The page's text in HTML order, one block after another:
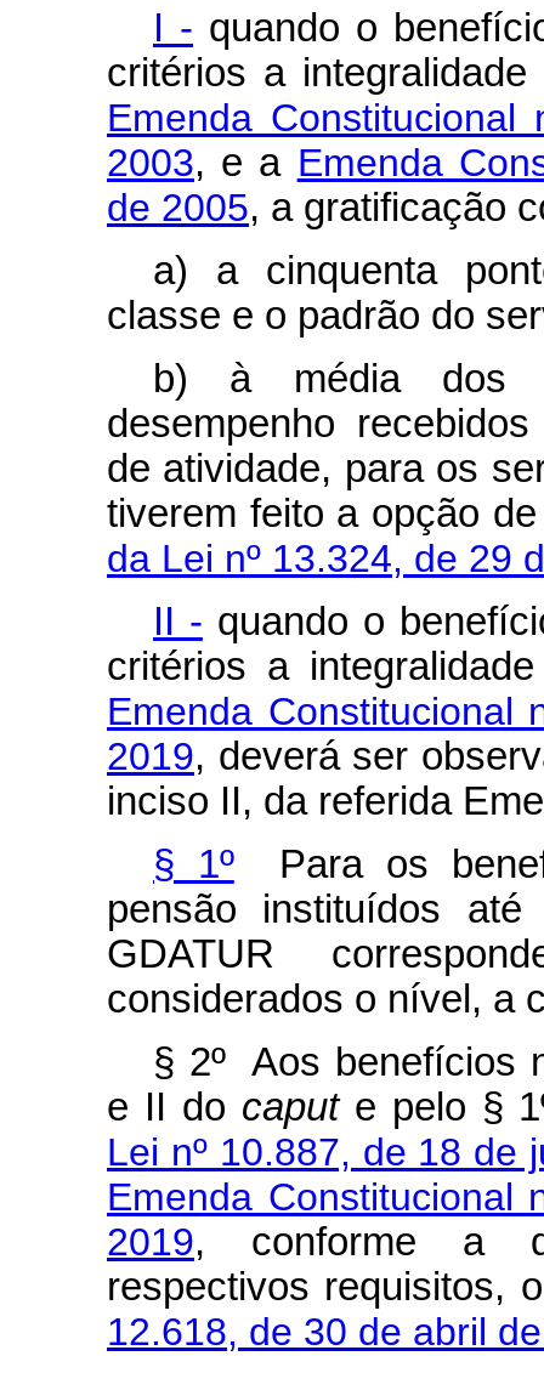
I - quando o
critérios a
Emenda
2003, e a Emenda
de 2005, a gratificação
a) a cinquenta
classe e o padrão do
b) à média dos
desempenho
de atividade, para os
tiverem feito a opção
da Lei nº 13.324, de 29
II - quando o
critérios a
Emenda Constitucional
2019, deverá ser
inciso II, da referida
§ 1ºPara os
pensão instituídos
GDATUR
considerados o nível, a
§ 2º Aos benefícios
e II do capute pelo §
Lei nº 10.887, de 18 de
Emenda Constitucional
2019, conforme a
respectivos requisitos,
12.618, de 30 de abril